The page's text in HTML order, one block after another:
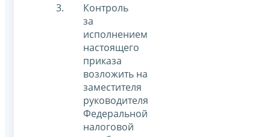
Контроль
за
исполнением
настоящего
приказа
возложить на
заместителя
руководителя
Федеральной
налоговой